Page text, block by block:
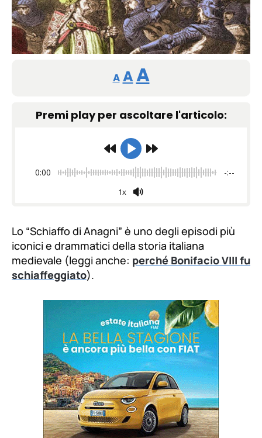
A
Reducir
tamaño
fuente.
A Restablecer
de
fuente
AAumentar
tamaño
fuente.
Premi play per ascoltare l'articolo:
0:00 -:--
1x
Lo “Schiaffo di Anagni” è uno degli episodi più
iconici e drammatici della storia italiana
medievale (leggi anche: perché Bonifacio VIII fu
schiaffeggiato).